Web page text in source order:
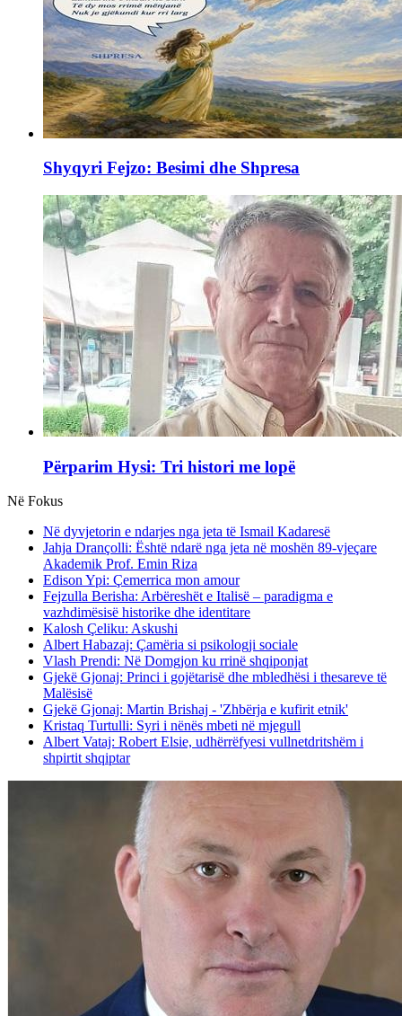
Shyqyri Fejzo: Besimi dhe Shpresa
Përparim Hysi: Tri histori me lopë
Në Fokus
Në dyvjetorin e ndarjes nga jeta të Ismail Kadaresë
Jahja Drançolli: Është ndarë nga jeta në moshën 89-vjeçare
Akademik Prof. Emin Riza
Edison Ypi: Çemerrica mon amour
Fejzulla Berisha: Arbëreshët e Italisë – paradigma e
vazhdimësisë historike dhe identitare
Kalosh Çeliku: Askushi
Albert Habazaj: Çamëria si psikologji sociale
Vlash Prendi: Në Domgjon ku rrinë shqiponjat
Gjekë Gjonaj: Princi i gojëtarisë dhe mbledhësi i thesareve të
Malësisë
Gjekë Gjonaj: Martin Brishaj - 'Zhbërja e kufirit etnik'
Kristaq Turtulli: Syri i nënës mbeti në mjegull
Albert Vataj: Robert Elsie, udhërrëfyesi vullnetdritshëm i
shpirtit shqiptar